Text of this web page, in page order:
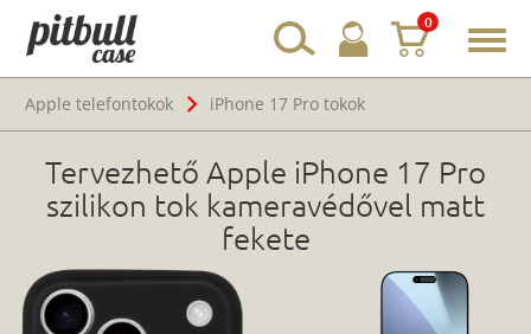
0
Apple telefontokok
iPhone 17 Pro tokok
Tervezhető Apple iPhone 17 Pro
szilikon tok kameravédővel matt
fekete